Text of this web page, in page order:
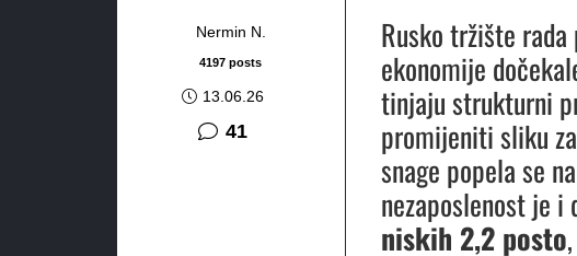
Nermin N.
4197 posts
13.06.26
41
Rusko tržište
ekonomije
tinjaju strukturni
promijeniti sliku
snage popela se na
nezaposlenost je i
niskih 2,2 posto